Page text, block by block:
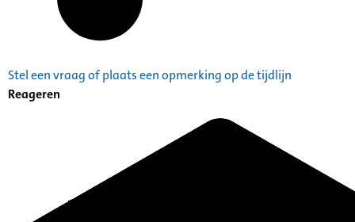
Stel een vraag of plaats een opmerking op de tijdlijn
Reageren